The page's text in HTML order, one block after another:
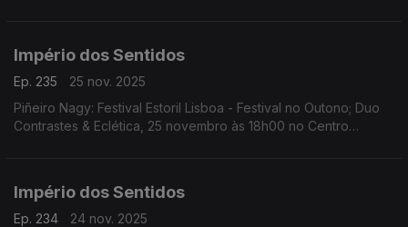
Império dos Sentidos
Ep. 235
25 nov. 2025
Piñeiro Nagy: Festival Estoril Lisboa - Festival no Outono; Duo
Contrastes & Eclética, 25 novembro às 18h00 no Centro
Império dos Sentidos
Ep. 234
24 nov. 2025